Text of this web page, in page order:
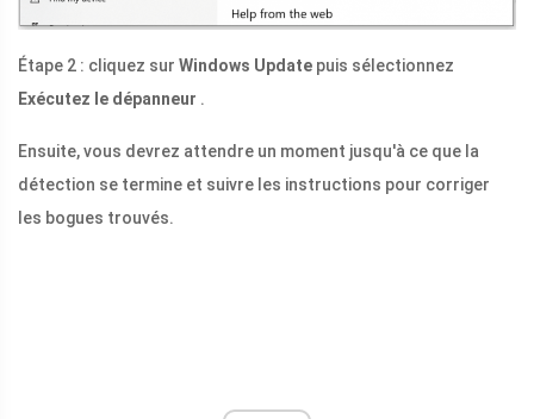
Étape 2 : cliquez sur Windows Update puis sélectionnez
Exécutez le dépanneur .
Ensuite, vous devrez attendre un moment jusqu'à ce que la
détection se termine et suivre les instructions pour corriger
les bogues trouvés.